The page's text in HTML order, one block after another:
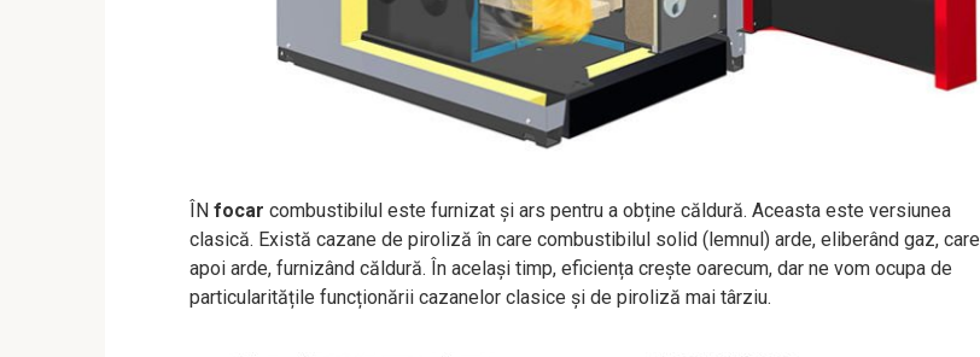
ÎN focar combustibilul este furnizat și ars pentru a obține căldură. Aceasta este versiunea
clasică. Există cazane de piroliză în care combustibilul solid (lemnul) arde, eliberând gaz, care
apoi arde, furnizând căldură. În același timp, eficiența crește oarecum, dar ne vom ocupa de
particularitățile funcționării cazanelor clasice și de piroliză mai târziu.